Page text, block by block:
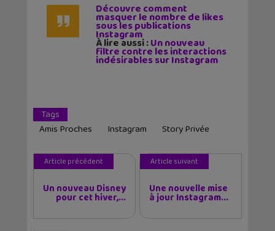
Découvre comment
masquer le nombre de likes
sous les publications
Instagram
À lire aussi :Un nouveau
filtre contre les interactions
indésirables sur Instagram
Tags
Amis Proches
Instagram Story Privée
Article précédent
Un nouveau Disney
pour cet hiver,...
Article suivant
Une nouvelle mise
à jour Instagram...